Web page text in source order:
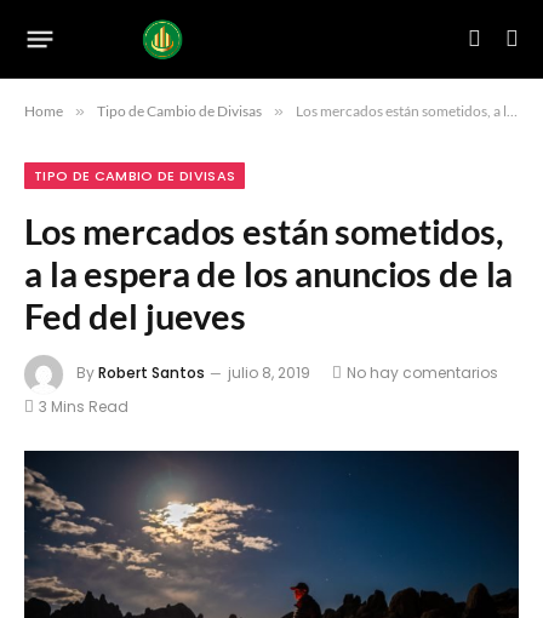
Home » Tipo de Cambio de Divisas » Los mercados están sometidos, a la espera de los anuncios de la Fed del jueves
TIPO DE CAMBIO DE DIVISAS
Los mercados están sometidos,
a la espera de los anuncios de la
Fed del jueves
ByRobert Santos julio 8, 2019
No hay comentarios
3 Mins Read